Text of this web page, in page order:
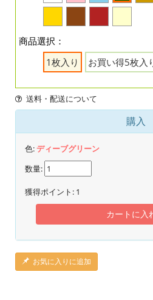
商品選択：
1枚入り
お買い得5枚入
送料・配送について
購入
色:ディーブグリーン
数量:
獲得ポイント: 1
カートに入
お気に入りに追加